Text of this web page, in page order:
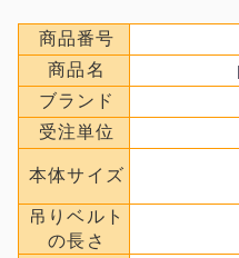
商品番号
商品名
ブランド
受注単位
本体サイズ
吊りベルト
の長さ